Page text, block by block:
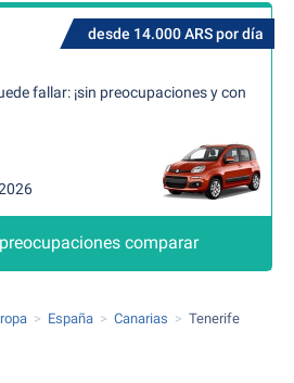
desde 14.000 ARS por día
fallar: ¡sin preocupaciones y con
comparar
España Canarias Tenerife